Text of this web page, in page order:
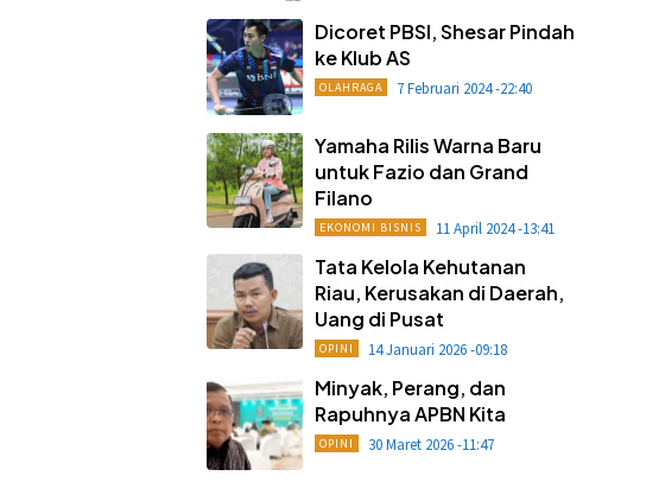
Dicoret PBSI, Shesar Pindah
ke Klub AS
OLAHRAGA 7 Februari 2024 -22:40
Yamaha Rilis Warna Baru
untuk Fazio dan Grand
Filano
EKONOMI BISNIS 11 April 2024 -13:41
Tata Kelola Kehutanan
Riau, Kerusakan di Daerah,
Uang di Pusat
OPINI 14 Januari 2026 -09:18
Minyak, Perang, dan
Rapuhnya APBN Kita
OPINI 30 Maret 2026 -11:47